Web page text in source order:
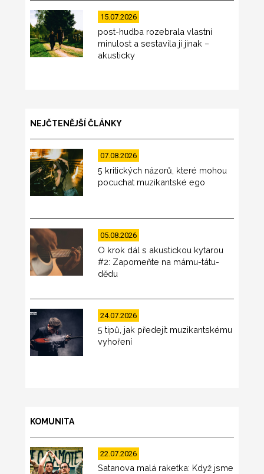
15.07.2026
post-hudba rozebrala vlastní
minulost a sestavila ji jinak –
akusticky
NEJČTENĚJŠÍ ČLÁNKY
07.08.2026
5 kritických názorů, které mohou
pocuchat muzikantské ego
05.08.2026
O krok dál s akustickou kytarou
#2: Zapomeňte na mámu-tátu-
dědu
24.07.2026
5 tipů, jak předejít muzikantskému
vyhoření
KOMUNITA
22.07.2026
Satanova malá raketka: Když jsme